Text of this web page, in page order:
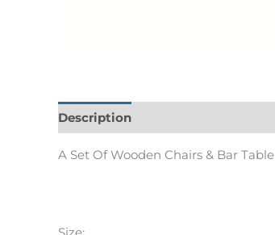
Description
A Set Of Wooden Chairs & Bar Table